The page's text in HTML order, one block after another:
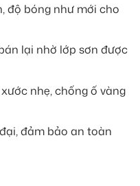
độ bóng như mới cho
lại nhờ lớp sơn được
nhẹ, chống ố vàng
đảm bảo an toàn